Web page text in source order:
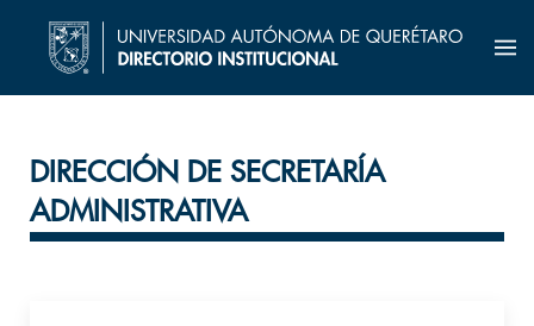
DIRECCIÓN DE SECRETARÍA
ADMINISTRATIVA